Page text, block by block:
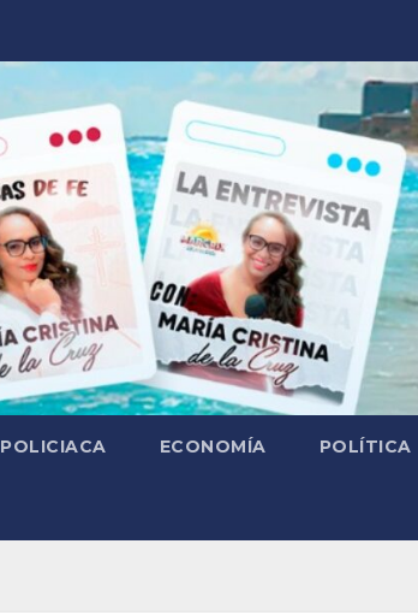
POLICIACA ECONOMÍA POLÍTICA